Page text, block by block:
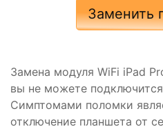
Заменить
Замена модуля WiFi iPad
вы не можете подключится
Симптомами поломки
отключение планшета от